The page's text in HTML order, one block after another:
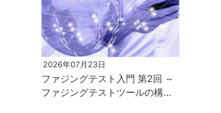
2026年07月23日
ファジングテスト入門 第2回 ～
ファジングテストツールの構築